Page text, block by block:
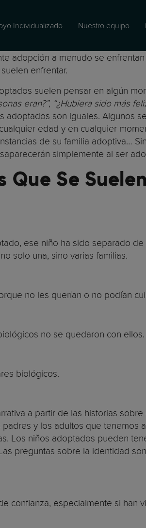
Individualizado Nuestro equipo
adopción a menudo se
enfrentar.
suelen pensar en algún
eran?”, “¿Hubiera sido más
son iguales. Algunos
edad y en cualquier
de su familia adoptiva…
simplemente al ser
Que Se
ese niño ha sido separado
solo una, sino varias familias.
no les querían o no podían
no se quedaron con ellos.
biológicos.
a partir de las historias
y los adultos que tenemos
Los niños adoptados pueden
preguntas sobre la identidad
especialmente si han